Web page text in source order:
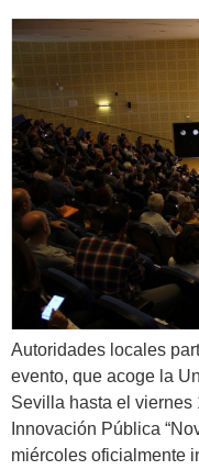
Autoridades locales
evento, que acoge la
Sevilla hasta el viernes
Innovación Pública
miércoles oficialmente